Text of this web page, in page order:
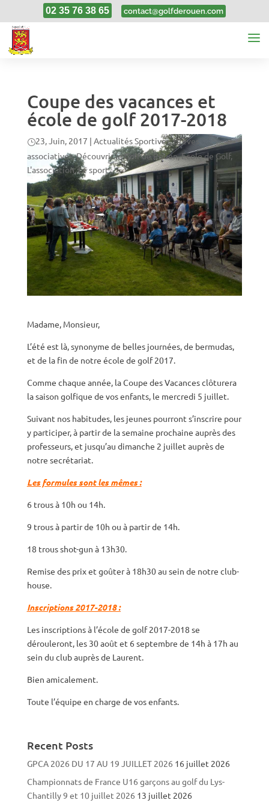
02 35 76 38 65 contact@golfderouen.com
Coupe des vacances et
école de golf 2017-2018
23, Juin, 2017 | Actualités Sportives,Brèves
associatives,Découvrir le Golf de Rouen,Ecole de Golf,
L'association,Le sport
Madame, Monsieur,
L’été est là, synonyme de belles journées, de bermudas,
et de la fin de notre école de golf 2017.
Comme chaque année, la Coupe des Vacances clôturera
la saison golfique de vos enfants, le mercredi 5 juillet.
Suivant nos habitudes, les jeunes pourront s’inscrire pour
y participer, à partir de la semaine prochaine auprès des
professeurs, et jusqu’au dimanche 2 juillet auprès de
notre secrétariat.
Les formules sont les mêmes :
6 trous à 10h ou 14h.
9 trous à partir de 10h ou à partir de 14h.
18 trous shot-gun à 13h30.
Remise des prix et goûter à 18h30 au sein de notre club-
house.
Inscriptions 2017-2018 :
Les inscriptions à l’école de golf 2017-2018 se
dérouleront, les 30 août et 6 septembre de 14h à 17h au
sein du club auprès de Laurent.
Bien amicalement.
Toute l’équipe en charge de vos enfants.
Recent Posts
GPCA 2026 DU 17 AU 19 JUILLET 2026 16 juillet 2026
Championnats de France U16 garçons au golf du Lys-
Chantilly 9 et 10 juillet 2026 13 juillet 2026